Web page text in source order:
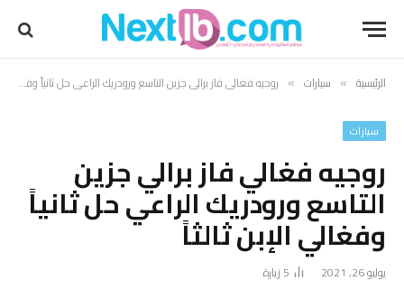
الرئيسية » سيارات » روجيه فغالي فاز برالي جزين التاسع ورودريك الراعي حل ثانياً وفغالي الإبن ثالثاً
سيارات
روجيه فغالي فاز برالي جزين
التاسع ورودريك الراعي حل ثانياً
وفغالي الإبن ثالثاً
يوليو 26, 2021 5 زيارة